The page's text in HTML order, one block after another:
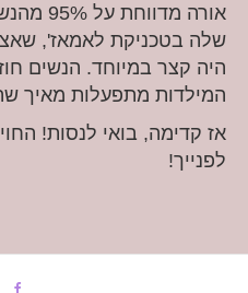
אורה
שלה בטכניקת לאמאז',
היה קצר במיוחד. הנשים
המילדות מתפעלות מאיך
אז קדימה, בואי לנסות!
לפנייך!